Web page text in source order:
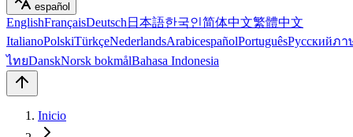
español
EnglishFrançaisDeutsch 日本語한국인简体中文繁體中文
ItalianoPolskiTürkçeNederlandsArabicespañolPortuguêsРусскийภา
ไทยDanskNorsk bokmålBahasa Indonesia
Inicio